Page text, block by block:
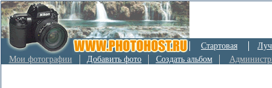
Стартовая
Мои фотографии
Добавить фото Создать альбом